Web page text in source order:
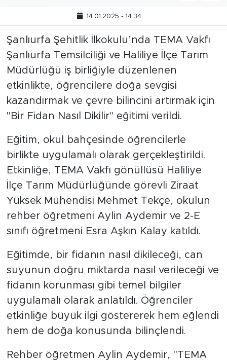
14.01.2025 - 14:34
Şanlıurfa Şehitlik İlkokulu’nda TEMA Vakfı
Şanlıurfa Temsilciliği ve Haliliye İlçe Tarım
Müdürlüğü iş birliğiyle düzenlenen
etkinlikte, öğrencilere doğa sevgisi
kazandırmak ve çevre bilincini artırmak için
"Bir Fidan Nasıl Dikilir" eğitimi verildi.
Eğitim, okul bahçesinde öğrencilerle
birlikte uygulamalı olarak gerçekleştirildi.
Etkinliğe, TEMA Vakfı gönüllüsü Haliliye
İlçe Tarım Müdürlüğünde görevli Ziraat
Yüksek Mühendisi Mehmet Tekçe, okulun
rehber öğretmeni Aylin Aydemir ve 2-E
sınıfı öğretmeni Esra Aşkın Kalay katıldı.
Eğitimde, bir fidanın nasıl dikileceği, can
suyunun doğru miktarda nasıl verileceği ve
fidanın korunması gibi temel bilgiler
uygulamalı olarak anlatıldı. Öğrenciler
etkinliğe büyük ilgi göstererek hem eğlendi
hem de doğa konusunda bilinçlendi.
Rehber öğretmen Aylin Aydemir, "TEMA